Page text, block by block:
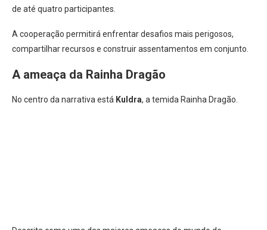
de até quatro participantes.
A cooperação permitirá enfrentar desafios mais perigosos,
compartilhar recursos e construir assentamentos em conjunto.
A ameaça da Rainha Dragão
No centro da narrativa está Kuldra, a temida Rainha Dragão.